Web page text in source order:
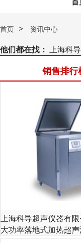
首页 > 资讯中心
他们都在找： 上海科
销售排行
上海科导超声仪器有限
大功率落地式加热超